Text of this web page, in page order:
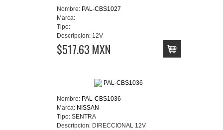
Nombre: PAL-CBS1027
Marca:
Tipo:
Descripcion: 12V
$517.63 MXN
Nombre: PAL-CBS1036
Marca: NISSAN
Tipo: SENTRA
Descripcion: DIRECCIONAL 12V